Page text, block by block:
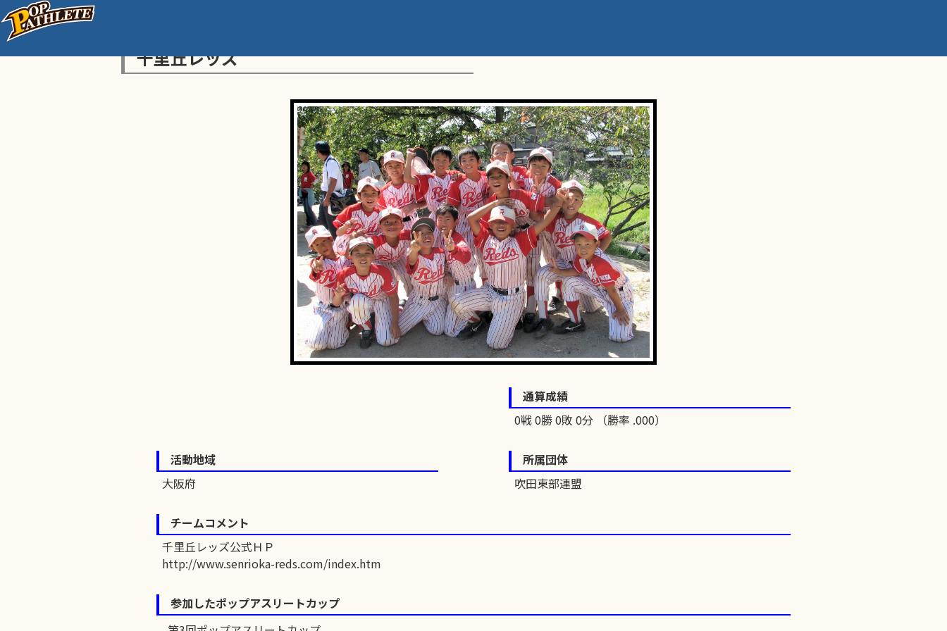
千里丘レッズ
通算成績
0戦 0勝 0敗 0分 （勝率 .000）
活動地域
大阪府
所属団体
吹田東部連盟
チームコメント
千里丘レッズ公式ＨＰ
http://www.senrioka-reds.com/index.htm
参加したポップアスリートカップ